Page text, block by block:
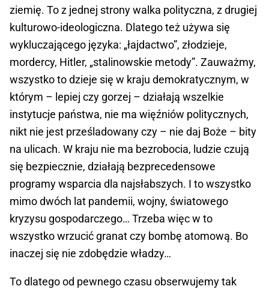
ziemię. To z jednej strony walka polityczna, z drugiej
kulturowo-ideologiczna. Dlatego też używa się
wykluczającego języka: „łajdactwo”, złodzieje,
mordercy, Hitler, „stalinowskie metody”. Zauważmy,
wszystko to dzieje się w kraju demokratycznym, w
którym – lepiej czy gorzej – działają wszelkie
instytucje państwa, nie ma więźniów politycznych,
nikt nie jest prześladowany czy – nie daj Boże – bity
na ulicach. W kraju nie ma bezrobocia, ludzie czują
się bezpiecznie, działają bezprecedensowe
programy wsparcia dla najsłabszych. I to wszystko
mimo dwóch lat pandemii, wojny, światowego
kryzysu gospodarczego… Trzeba więc w to
wszystko wrzucić granat czy bombę atomową. Bo
inaczej się nie zdobędzie władzy…
To dlatego od pewnego czasu obserwujemy tak